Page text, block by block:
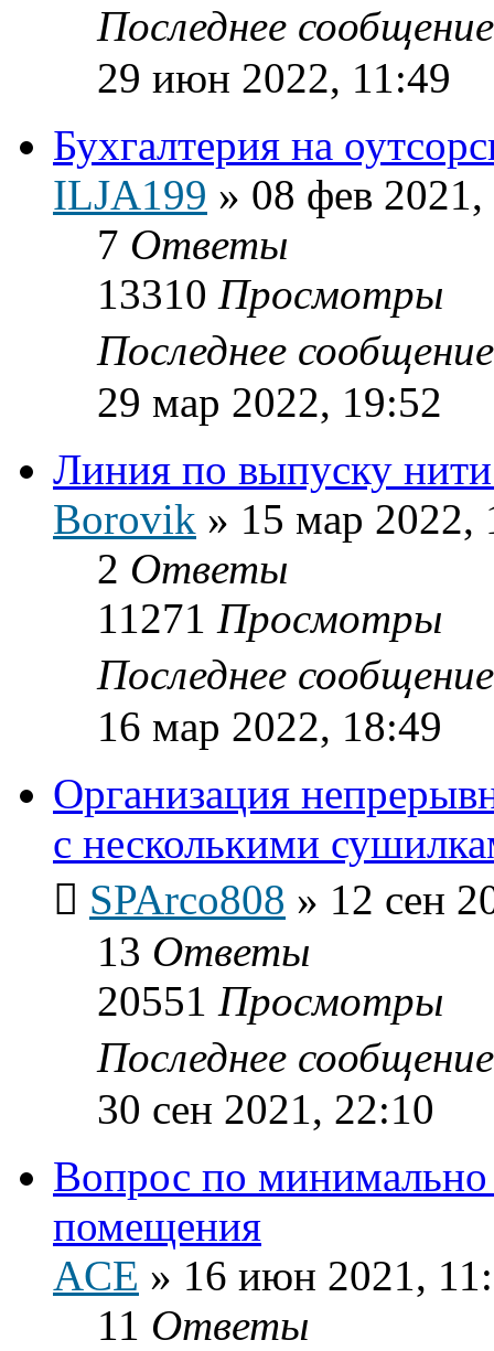
Последнее
29 июн 2022, 11:49
Бухгалтерия на
ILJA199 » 08 фев
7 Ответы
13310 Просмотры
Последнее
29 мар 2022, 19:52
Линия по выпуску нити
Borovik » 15 мар 2022,
2 Ответы
11271 Просмотры
Последнее
16 мар 2022, 18:49
Организация
с несколькими
SPArco808 » 12 сен
13 Ответы
20551 Просмотры
Последнее
30 сен 2021, 22:10
Вопрос по
помещения
ACE » 16 июн 2021,
11 Ответы